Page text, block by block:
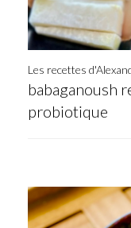
Les recettes
babaganoush
probiotique